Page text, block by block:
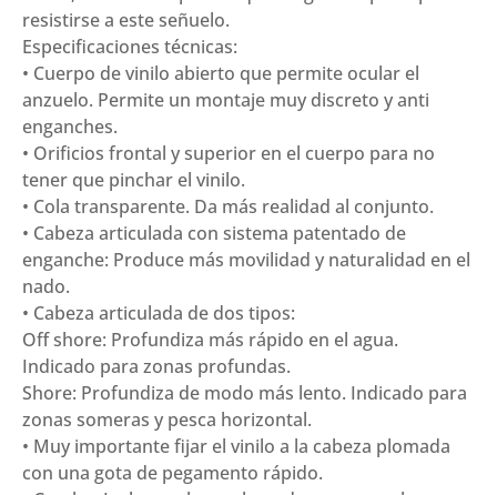
resistirse a este señuelo.
Especificaciones técnicas:
• Cuerpo de vinilo abierto que permite ocular el
anzuelo. Permite un montaje muy discreto y anti
enganches.
• Orificios frontal y superior en el cuerpo para no
tener que pinchar el vinilo.
• Cola transparente. Da más realidad al conjunto.
• Cabeza articulada con sistema patentado de
enganche: Produce más movilidad y naturalidad en el
nado.
• Cabeza articulada de dos tipos:
Off shore: Profundiza más rápido en el agua.
Indicado para zonas profundas.
Shore: Profundiza de modo más lento. Indicado para
zonas someras y pesca horizontal.
• Muy importante fijar el vinilo a la cabeza plomada
con una gota de pegamento rápido.